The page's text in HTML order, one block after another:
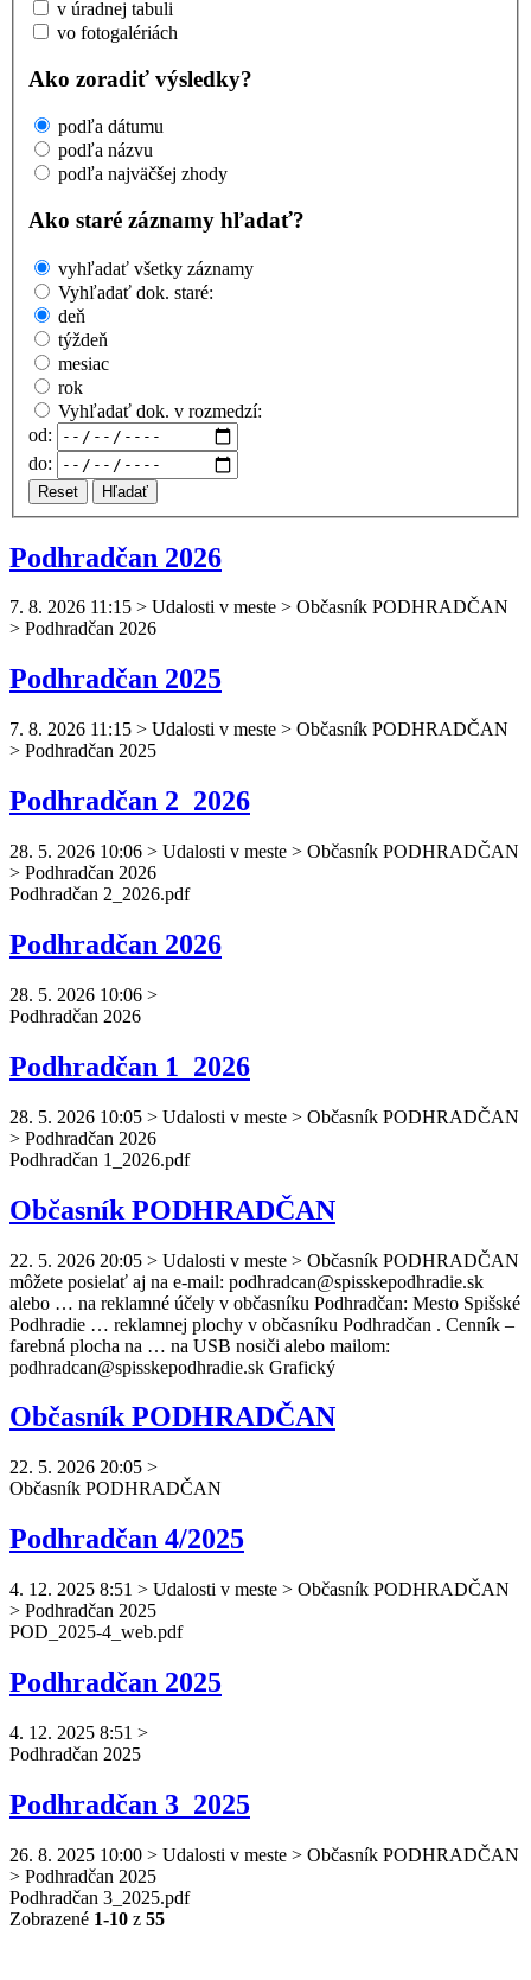
v úradnej tabuli
vo fotogalériách
Ako zoradiť výsledky?
podľa dátumu
podľa názvu
podľa najväčšej zhody
Ako staré záznamy hľadať?
vyhľadať všetky záznamy
Vyhľadať dok. staré:
deň
týždeň
mesiac
rok
Vyhľadať dok. v rozmedzí:
od:
do:
Reset Hľadať
Podhradčan 2026
7. 8. 2026 11:15 > Udalosti v meste > Občasník PODHRADČAN
> Podhradčan 2026
Podhradčan 2025
7. 8. 2026 11:15 > Udalosti v meste > Občasník PODHRADČAN
> Podhradčan 2025
Podhradčan 2_2026
28. 5. 2026 10:06 > Udalosti v meste > Občasník PODHRADČAN
> Podhradčan 2026
Podhradčan 2_2026.pdf
Podhradčan 2026
28. 5. 2026 10:06 >
Podhradčan 2026
Podhradčan 1_2026
28. 5. 2026 10:05 > Udalosti v meste > Občasník PODHRADČAN
> Podhradčan 2026
Podhradčan 1_2026.pdf
Občasník PODHRADČAN
22. 5. 2026 20:05 > Udalosti v meste > Občasník PODHRADČAN
môžete posielať aj na e-mail: podhradcan@spisskepodhradie.sk
alebo … na reklamné účely v občasníku Podhradčan: Mesto Spišské
Podhradie … reklamnej plochy v občasníku Podhradčan . Cenník –
farebná plocha na … na USB nosiči alebo mailom:
podhradcan@spisskepodhradie.sk Grafický
Občasník PODHRADČAN
22. 5. 2026 20:05 >
Občasník PODHRADČAN
Podhradčan 4/2025
4. 12. 2025 8:51 > Udalosti v meste > Občasník PODHRADČAN
> Podhradčan 2025
POD_2025-4_web.pdf
Podhradčan 2025
4. 12. 2025 8:51 >
Podhradčan 2025
Podhradčan 3_2025
26. 8. 2025 10:00 > Udalosti v meste > Občasník PODHRADČAN
> Podhradčan 2025
Podhradčan 3_2025.pdf
Zobrazené 1-10 z 55